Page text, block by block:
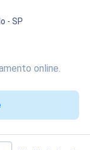
- SP
online.